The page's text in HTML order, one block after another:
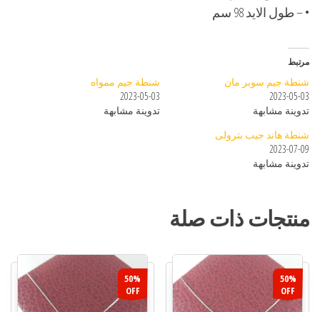
• – طول الايد 98 سم
مرتبط
شنطة جيم سوبر مان
2023-05-03
تدوينة مشابهة
شنطة جيم ممواه
2023-05-03
تدوينة مشابهة
شنطة هاند جيب بترولى
2023-07-09
تدوينة مشابهة
منتجات ذات صلة
50%
OFF
50%
OFF